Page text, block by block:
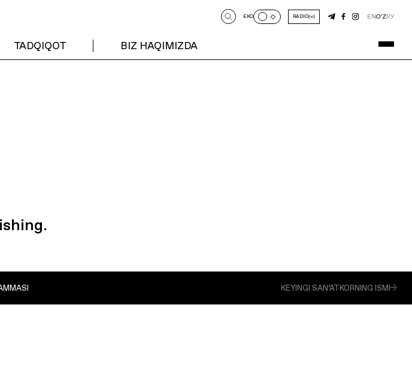
TADQIQOT BIZ HAQIMIZDA
EKO RADIO ENO‘ZРУ
KEYINGI SAN’ATKORNING ISMI